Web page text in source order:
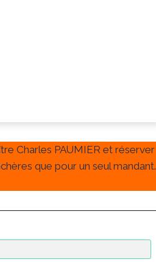
Charles PAUMIER et réserver
que pour un seul mandant.